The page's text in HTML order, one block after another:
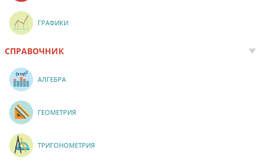
ГРАФИКИ
СПРАВОЧНИК
АЛГЕБРА
ГЕОМЕТРИЯ
ТРИГОНОМЕТРИЯ